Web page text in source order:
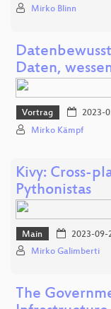
Mirko Blinn
Daten,
Vortrag 2023-
Mirko Kämpf
Kivy: Cross-
Pythonistas
Main 2023-09-
Mirko Galimberti
The